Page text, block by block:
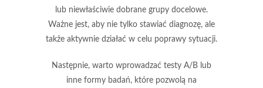
lub niewłaściwie dobrane grupy docelowe.
Ważne jest, aby nie tylko stawiać diagnozę, ale
także aktywnie działać w celu poprawy sytuacji.
Następnie, warto wprowadzać testy A/B lub
inne formy badań, które pozwolą na